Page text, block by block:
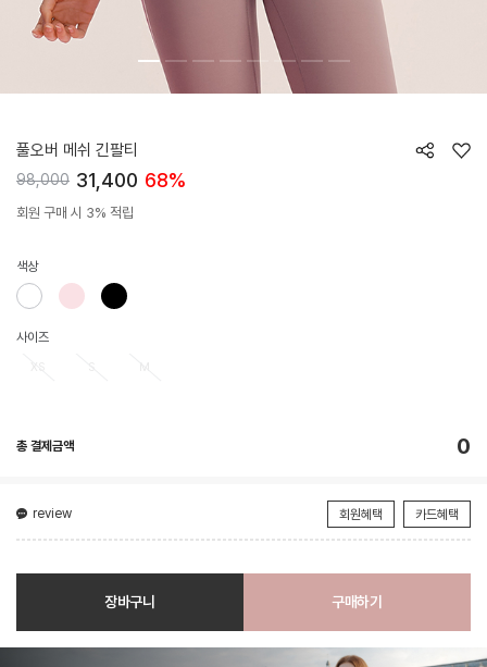
풀오버 메쉬 긴팔티
98,000 31,400 68%
회원 구매 시 3% 적립
색상
사이즈
총 결제금액 0
review 회원혜택 카드혜택
장바구니 구매하기